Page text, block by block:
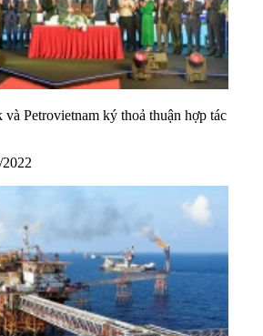
và Petrovietnam ký thoả thuận hợp tác